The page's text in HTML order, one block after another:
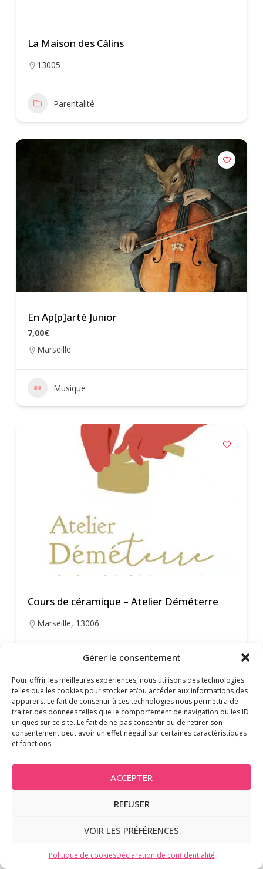
Gérer le consentement
Pour offrir les meilleures expériences, nous utilisons des technologies
telles que les cookies pour stocker et/ou accéder aux informations des
appareils. Le fait de consentir à ces technologies nous permettra de
traiter des données telles que le comportement de navigation ou les ID
uniques sur ce site. Le fait de ne pas consentir ou de retirer son
consentement peut avoir un effet négatif sur certaines caractéristiques
et fonctions.
ACCEPTER
REFUSER
VOIR LES PRÉFÉRENCES
Politique de cookiesDéclaration de confidentialité
La Maison des Câlins
13005
Parentalité
En Ap[p]arté Junior
7,00€
Marseille
Musique
Cours de céramique – Atelier Déméterre
Marseille, 13006
Anniversaires +2